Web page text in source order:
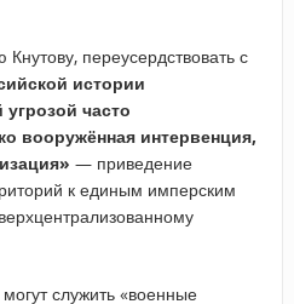
переусердствовать с
истории
часто
вооружённая интервенция,
— приведение
к единым имперским
служить «военные